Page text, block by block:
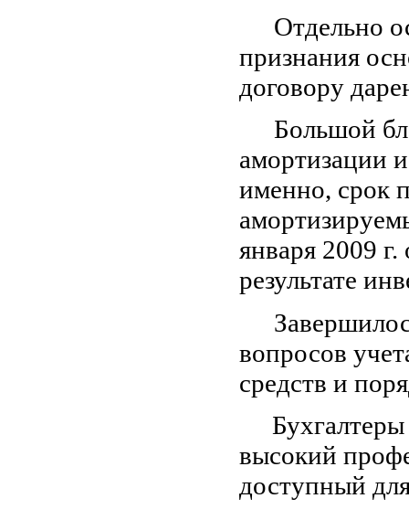
Отдельно
признания
договору
Большой
амортизации
именно, срок
января 2009
результате
вопросов
средств и
высокий
доступный